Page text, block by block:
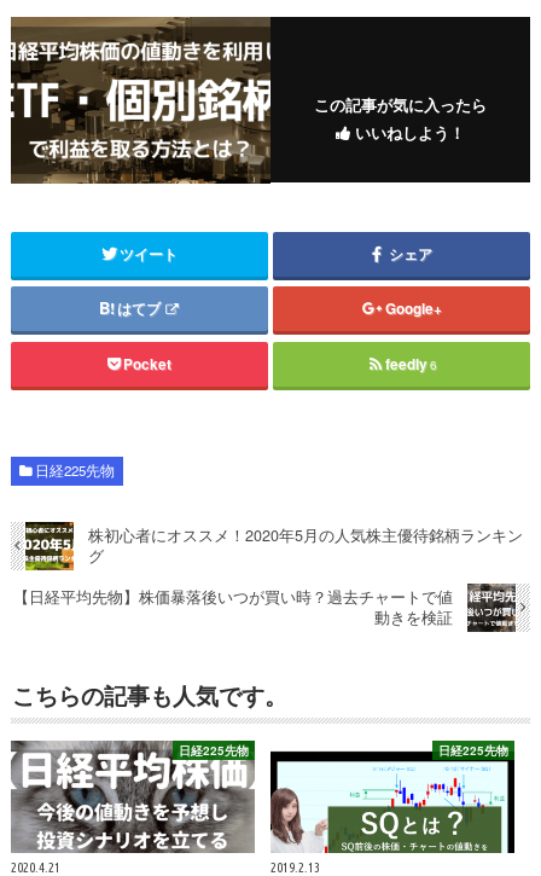
この記事が気に入ったら
いいねしよう！
ツイート シェア
はてブ Google+
Pocket feedly6
日経225先物
株初心者にオススメ！2020年5月の人気株主優待銘柄ランキン
グ
【日経平均先物】株価暴落後いつが買い時？過去チャートで値
動きを検証
こちらの記事も人気です。
日経225先物
2020.4.21
日経225先物
2019.2.13